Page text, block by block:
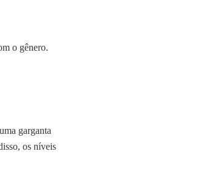
o gênero.
garganta
os níveis